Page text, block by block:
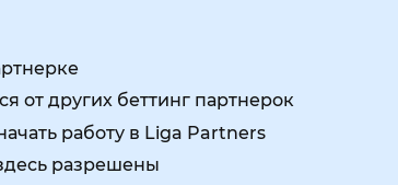
от других беттинг партнерок
работу в Liga Partners
разрешены